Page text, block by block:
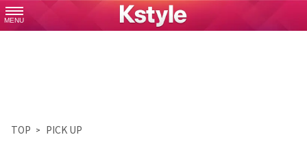
MENU
TOP PICK UP